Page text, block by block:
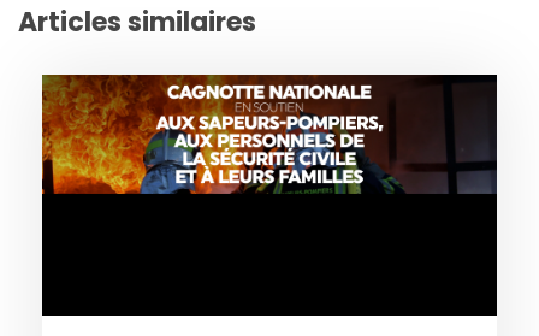
Articles similaires